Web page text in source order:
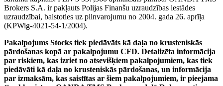
Brokers S.A. ir pakļauts Polijas Finanšu uzraudzības iestādes
uzraudzībai, balstoties uz pilnvarojumu no 2004. gada 26. aprīļa
(KPWig-4021-54-1/2004).
Pakalpojums Stocks tiek piedāvāts kā daļa no krusteniskās
pārdošanas kopā ar pakalpojumu CFD. Detalizēta informācija
par riskiem, kas izriet no atsevišķiem pakalpojumiem, kas tiek
piedāvāti kā daļa no krusteniskās pārdošanas, un informācija
par izmaksām, kas saistītas ar šiem pakalpojumiem, ir pieejama